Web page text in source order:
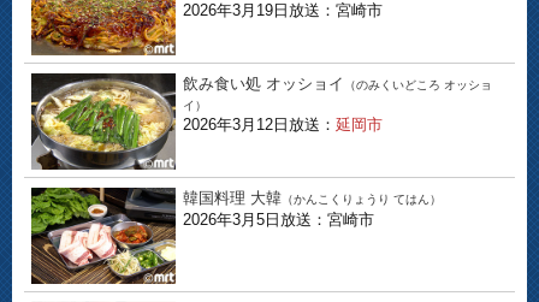
2026年3月19日放送：宮崎市
飲み食い処 オッショイ
（のみくいどころ オッショ
イ）
2026年3月12日放送： 延岡市
韓国料理 大韓 （かんこくりょうり てはん）
2026年3月5日放送：宮崎市